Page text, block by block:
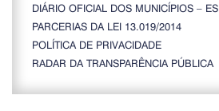
DIÁRIO OFICIAL DOS MUNICÍPIOS – ES
PARCERIAS DA LEI 13.019/2014
POLÍTICA DE PRIVACIDADE
RADAR DA TRANSPARÊNCIA PÚBLICA